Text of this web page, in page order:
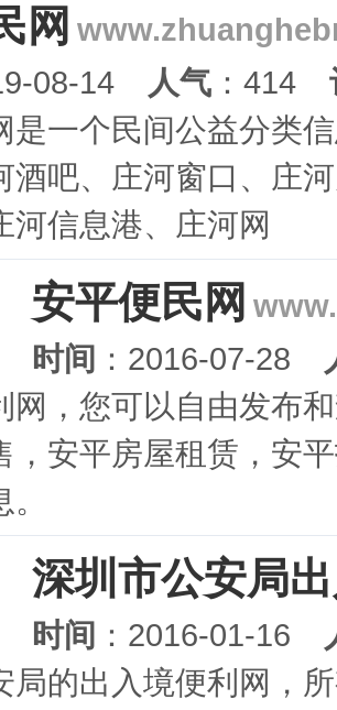
网
08-14 人气 ：414
是一个民间公益分类
酒吧、庄河窗口、庄
河信息港、庄河网
安平便民网
时间 ：2016-07-28
网，您可以自由发布
，安平房屋租赁，安
深圳市公安局
时间 ：2016-01-16
局的出入境便利网，